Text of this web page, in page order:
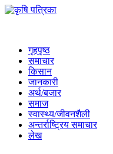
गृहपृष्ठ
समाचार
किसान
जानकारी
अर्थ/बजार
समाज
स्वास्थ्य/जीवनशैली
अन्तर्राष्ट्रिय समाचार
लेख